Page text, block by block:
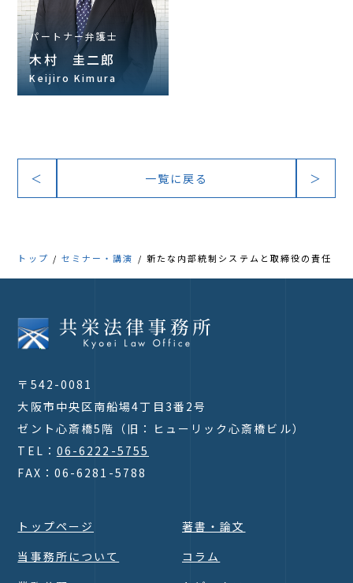
パートナー弁護士
木村 圭二郎
Keijiro Kimura
＜ 一覧に戻る ＞
トップ セミナー・講演 新たな内部統制システムと取締役の責任
〒542-0081
大阪市中央区南船場4丁目3番2号
ゼント心斎橋5階（旧：ヒューリック心斎橋ビル）
TEL： 06-6222-5755
FAX：06-6281-5788
トップページ
当事務所について
著書・論文
コラム